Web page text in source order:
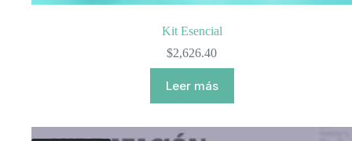
Kit Esencial
$2,626.40
Leer más